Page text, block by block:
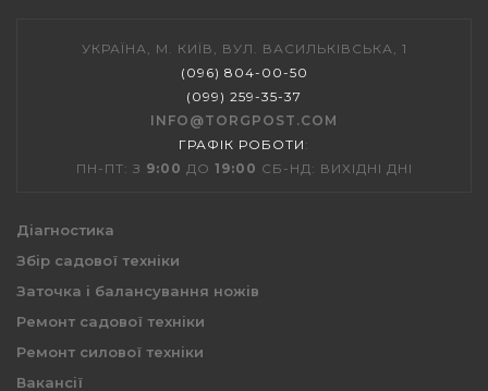
УКРАЇНА, М. КИЇВ, ВУЛ. ВАСИЛЬКІВСЬКА, 1
(096) 804-00-50
(099) 259-35-37
INFO@TORGPOST.COM
ГРАФІК РОБОТИ :
ПН-ПТ: З 9:00 ДО 19:00 СБ-НД: ВИХІДНІ ДНІ
Діагностика
Збір садової техніки
Заточка і балансування ножів
Ремонт садової техніки
Ремонт силової техніки
Вакансії